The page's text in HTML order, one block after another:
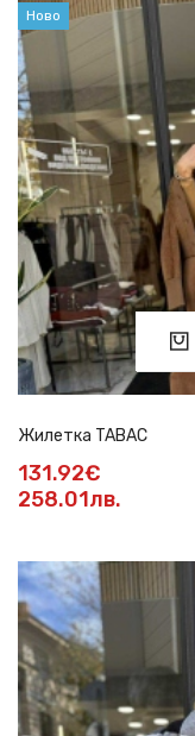
Ново
Жилетка TABAC
131.92€
258.01лв.